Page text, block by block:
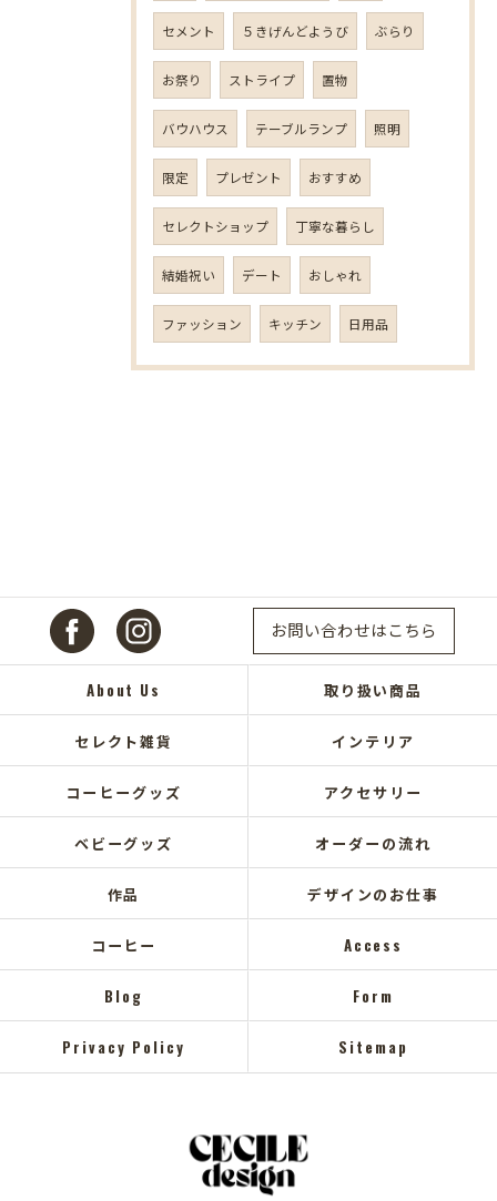
セメント ５きげんどようび ぶらり
お祭り ストライプ 置物
バウハウス テーブルランプ 照明
限定 プレゼント おすすめ
セレクトショップ 丁寧な暮らし
結婚祝い デート おしゃれ
ファッション キッチン 日用品
お問い合わせはこちら
About Us 取り扱い商品
セレクト雑貨 インテリア
コーヒーグッズ アクセサリー
ベビーグッズ オーダーの流れ
作品 デザインのお仕事
コーヒー Access
Blog Form
Privacy Policy Sitemap